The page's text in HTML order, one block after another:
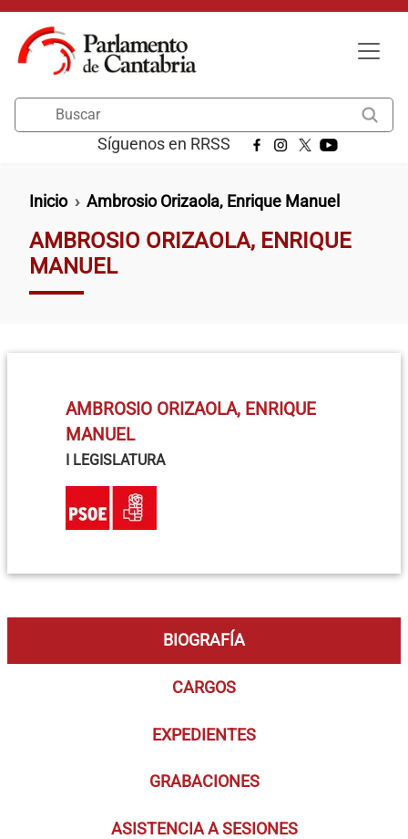
Pasar al contenido principal
Síguenos en RRSS
Ruta de navegación
Inicio Ambrosio Orizaola, Enrique Manuel
AMBROSIO ORIZAOLA, ENRIQUE
MANUEL
AMBROSIO ORIZAOLA, ENRIQUE
MANUEL
I LEGISLATURA
BIOGRAFÍA
CARGOS
EXPEDIENTES
GRABACIONES
ASISTENCIA A SESIONES